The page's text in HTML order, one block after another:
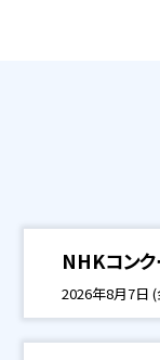
NHKコンク
2026年8月7日 (